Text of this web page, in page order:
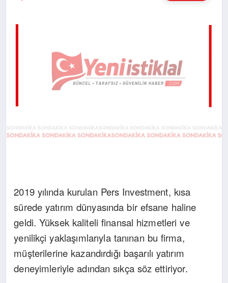
2019 yılında kurulan Pers Investment, kısa
sürede yatırım dünyasında bir efsane haline
geldi. Yüksek kaliteli finansal hizmetleri ve
yenilikçi yaklaşımlarıyla tanınan bu firma,
müşterilerine kazandırdığı başarılı yatırım
deneyimleriyle adından sıkça söz ettiriyor.